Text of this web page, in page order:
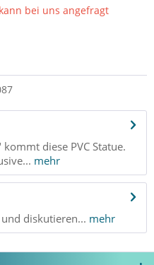
bei uns angefragt
diese PVC Statue.
mehr
diskutieren... mehr